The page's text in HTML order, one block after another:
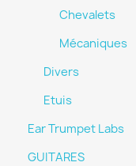
Chevalets
Mécaniques
Divers
Etuis
Ear Trumpet Labs
GUITARES